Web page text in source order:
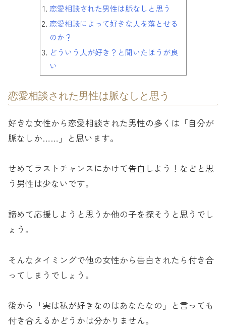
恋愛相談された男性は脈なしと思う
恋愛相談によって好きな人を落とせる
のか？
どういう人が好き？と聞いたほうが良
い
恋愛相談された男性は脈なしと思う
好きな女性から恋愛相談された男性の多くは「自分が
脈なしか……」と思います。
せめてラストチャンスにかけて告白しよう！などと思
う男性は少ないです。
諦めて応援しようと思うか他の子を探そうと思うでし
ょう。
そんなタイミングで他の女性から告白されたら付き合
ってしまうでしょう。
後から「実は私が好きなのはあなたなの」と言っても
付き合えるかどうかは分かりません。